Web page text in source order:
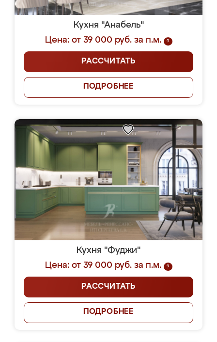
Кухня "Анабель"
Цена: от 39 000 руб. за п.м.
?
РАССЧИТАТЬ
ПОДРОБНЕЕ
Кухня "Фуджи"
Цена: от 39 000 руб. за п.м.
?
РАССЧИТАТЬ
ПОДРОБНЕЕ